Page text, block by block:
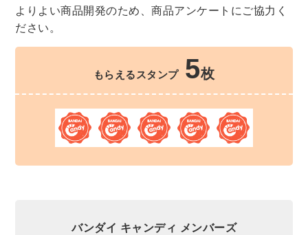
よりよい商品開発のため、商品アンケートにご協力く
ださい。
もらえるスタンプ 5枚
バンダイ キャンディ メンバーズ